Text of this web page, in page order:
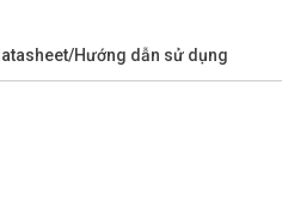
Hướng dẫn sử dụng